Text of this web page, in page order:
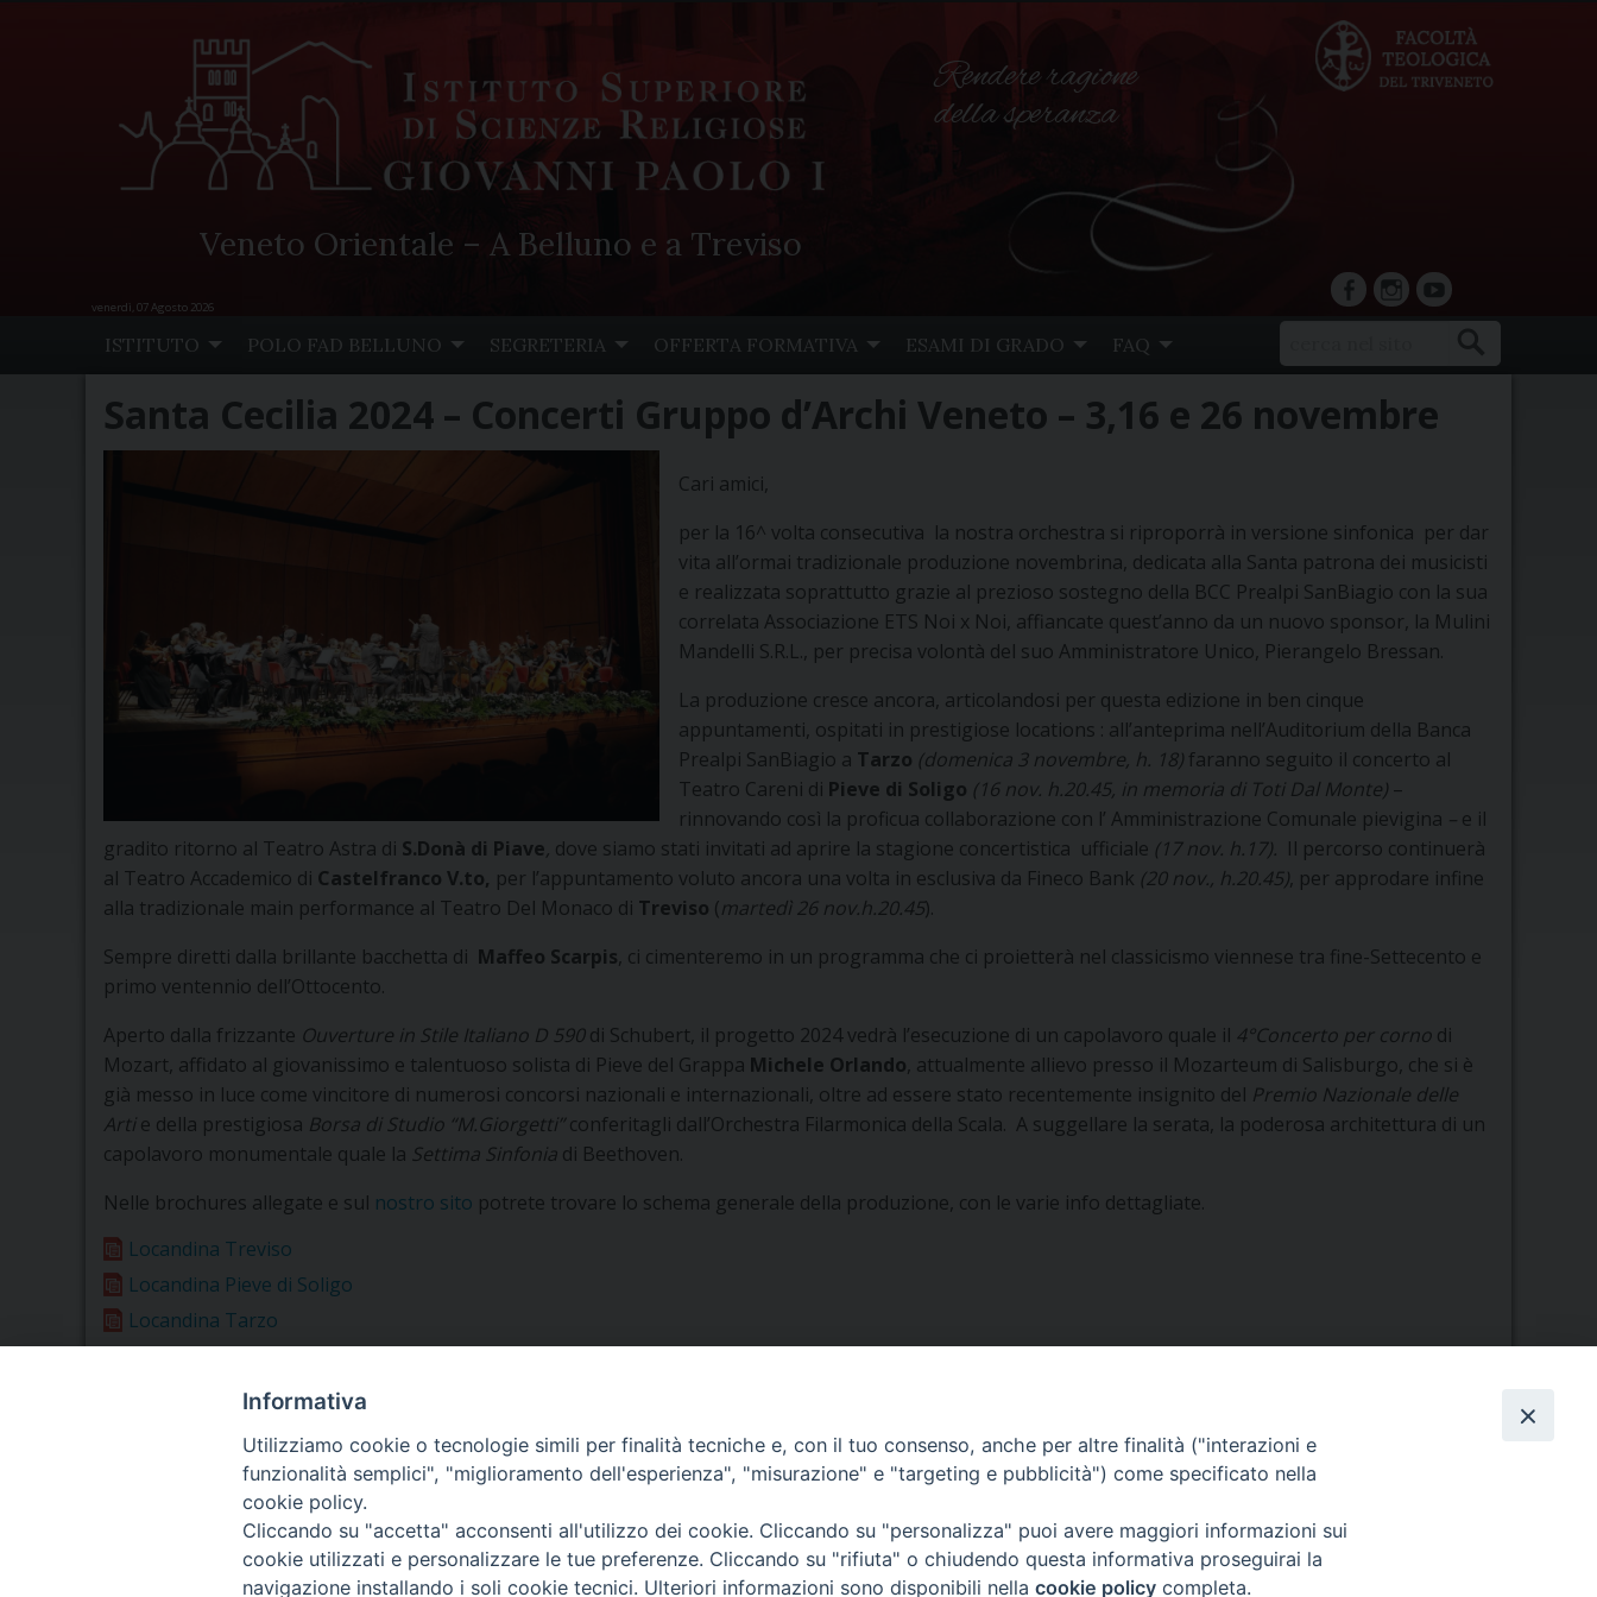
Veneto Orientale – A Belluno e a Treviso
Rendere ragione
della speranza
facebookInstagram
YouTube
venerdì, 07 Agosto 2026
ISTITUTO POLO FAD BELLUNO SEGRETERIA OFFERTA FORMATIVA ESAMI DI GRADO FAQ
Santa Cecilia 2024 – Concerti Gruppo d’Archi Veneto – 3,16 e 26 novembre
Cari amici,
per la 16^ volta consecutiva la nostra orchestra si riproporrà in versione sinfonica per dar
vita all’ormai tradizionale produzione novembrina, dedicata alla Santa patrona dei musicisti
e realizzata soprattutto grazie al prezioso sostegno della BCC Prealpi SanBiagio con la sua
correlata Associazione ETS Noi x Noi, affiancate quest’anno da un nuovo sponsor, la Mulini
Mandelli S.R.L., per precisa volontà del suo Amministratore Unico, Pierangelo Bressan.
La produzione cresce ancora, articolandosi per questa edizione in ben cinque
appuntamenti, ospitati in prestigiose locations : all’anteprima nell’Auditorium della Banca
Prealpi SanBiagio a Tarzo (domenica 3 novembre, h. 18) faranno seguito il concerto al
Teatro Careni di Pieve di Soligo (16 nov. h.20.45, in memoria di Toti Dal Monte) –
rinnovando così la proficua collaborazione con l’ Amministrazione Comunale pievigina – e il
gradito ritorno al Teatro Astra di S.Donà di Piave, dove siamo stati invitati ad aprire la stagione concertistica ufficiale (17 nov. h.17). Il percorso continuerà
al Teatro Accademico di Castelfranco V.to, per l’appuntamento voluto ancora una volta in esclusiva da Fineco Bank (20 nov., h.20.45), per approdare infine
alla tradizionale main performance al Teatro Del Monaco di Treviso (martedì 26 nov.h.20.45).
Sempre diretti dalla brillante bacchetta di Maffeo Scarpis, ci cimenteremo in un programma che ci proietterà nel classicismo viennese tra fine-Settecento e
primo ventennio dell’Ottocento.
Aperto dalla frizzante Ouverture in Stile Italiano D 590di Schubert, il progetto 2024 vedrà l’esecuzione di un capolavoro quale il 4°Concerto per corno di
Mozart, affidato al giovanissimo e talentuoso solista di Pieve del Grappa Michele Orlando, attualmente allievo presso il Mozarteum di Salisburgo, che si è
già messo in luce come vincitore di numerosi concorsi nazionali e internazionali, oltre ad essere stato recentemente insignito del Premio Nazionale delle
Artie della prestigiosa Borsa di Studio “M.Giorgetti”conferitagli dall’Orchestra Filarmonica della Scala. A suggellare la serata, la poderosa architettura di un
capolavoro monumentale quale la Settima Sinfonia di Beethoven.
Nelle brochures allegate e sul nostro sito potrete trovare lo schema generale della produzione, con le varie info dettagliate.
Locandina Treviso
Locandina Pieve di Soligo
Locandina Tarzo
Seminario Vescovile di Treviso
p.tta Benedetto XI, 2
Informativa
Utilizziamo cookie o tecnologie simili per finalità tecniche e, con il tuo consenso, anche per altre finalità ("interazioni e
funzionalità semplici", "miglioramento dell'esperienza", "misurazione" e "targeting e pubblicità") come specificato nella
cookie policy.
Cliccando su "accetta" acconsenti all'utilizzo dei cookie. Cliccando su "personalizza" puoi avere maggiori informazioni sui
cookie utilizzati e personalizzare le tue preferenze. Cliccando su "rifiuta" o chiudendo questa informativa proseguirai la
navigazione installando i soli cookie tecnici. Ulteriori informazioni sono disponibili nella cookie policy completa.